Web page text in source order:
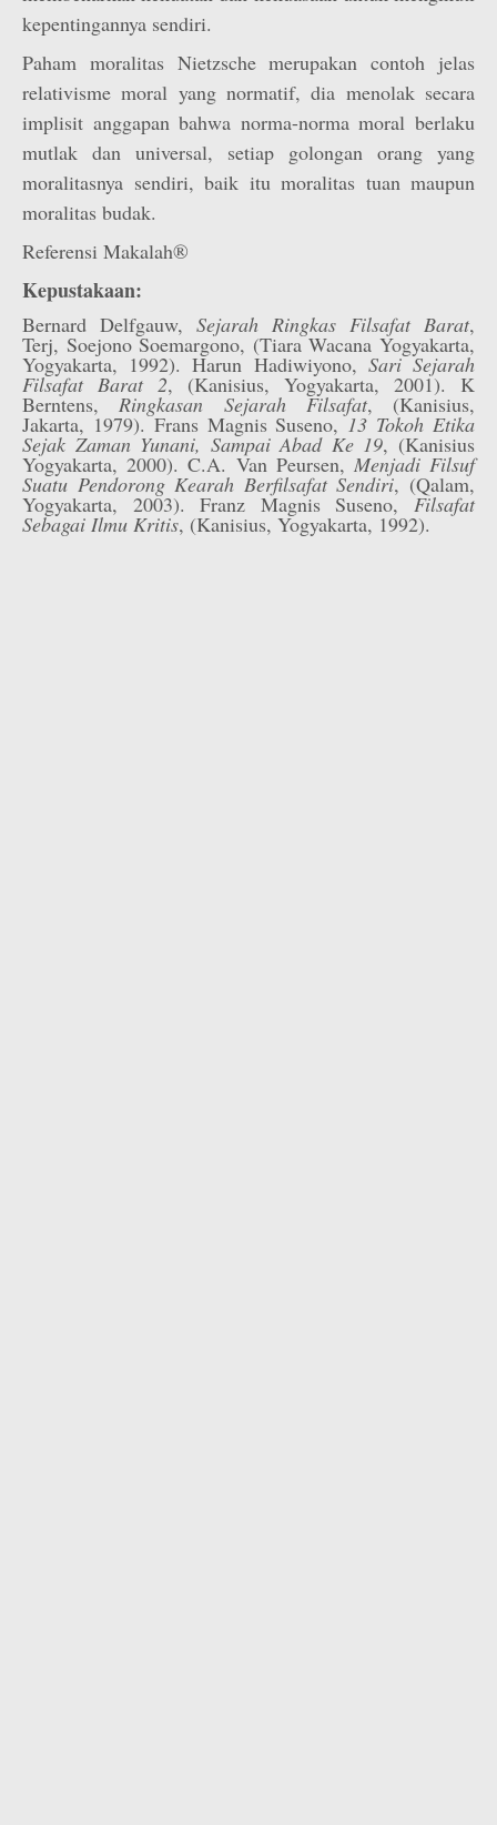
kepentingannya sendiri.
Paham moralitas Nietzsche merupakan contoh jelas
relativisme moral yang normatif, dia menolak secara
implisit anggapan bahwa norma-norma moral berlaku
mutlak dan universal, setiap golongan orang yang
moralitasnya sendiri, baik itu moralitas tuan maupun
moralitas budak.
Referensi Makalah®
Kepustakaan:
Bernard Delfgauw, Sejarah Ringkas Filsafat Barat,
Terj, Soejono Soemargono, (Tiara Wacana Yogyakarta,
Yogyakarta, 1992). Harun Hadiwiyono, Sari Sejarah
Filsafat Barat 2, (Kanisius, Yogyakarta, 2001). K
Berntens,Ringkasan Sejarah Filsafat, (Kanisius,
Jakarta, 1979). Frans Magnis Suseno,13 Tokoh Etika
Sejak Zaman Yunani, Sampai Abad Ke 19, (Kanisius
Yogyakarta, 2000). C.A. Van Peursen, Menjadi Filsuf
Suatu Pendorong Kearah Berfilsafat Sendiri, (Qalam,
Yogyakarta, 2003). Franz Magnis Suseno, Filsafat
Sebagai Ilmu Kritis, (Kanisius, Yogyakarta, 1992).